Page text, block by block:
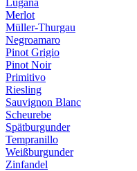
Merlot
Müller-Thurgau
Negroamaro
Pinot Grigio
Pinot Noir
Primitivo
Riesling
Sauvignon Blanc
Scheurebe
Spätburgunder
Tempranillo
Weißburgunder
Zinfandel